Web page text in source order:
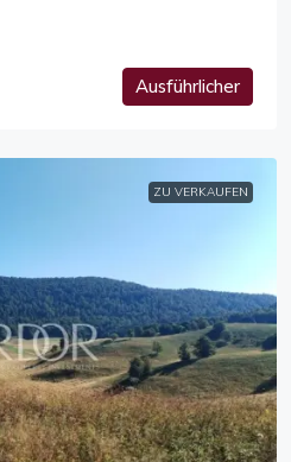
Ausführlicher
ZU VERKAUFEN